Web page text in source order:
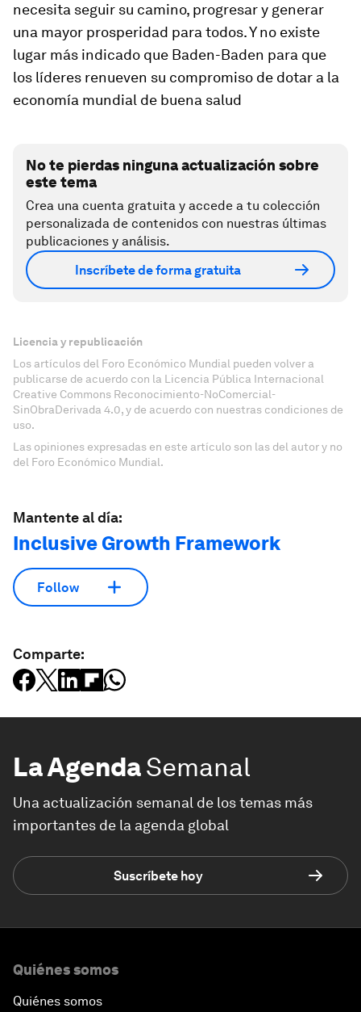
necesita seguir su camino, progresar y generar
una mayor prosperidad para todos. Y no existe
lugar más indicado que Baden-Baden para que
los líderes renueven su compromiso de dotar a la
economía mundial de buena salud
No te pierdas ninguna actualización sobre
este tema
Crea una cuenta gratuita y accede a tu colección
personalizada de contenidos con nuestras últimas
publicaciones y análisis.
Inscríbete de forma gratuita
Licencia y republicación
Los artículos del Foro Económico Mundial pueden volver a
publicarse de acuerdo con la Licencia Pública Internacional
Creative Commons Reconocimiento-NoComercial-
SinObraDerivada 4.0, y de acuerdo con nuestras condiciones de
uso.
Las opiniones expresadas en este artículo son las del autor y no
del Foro Económico Mundial.
Mantente al día:
Inclusive Growth Framework
Follow
Comparte:
La AgendaSemanal
Una actualización semanal de los temas más
importantes de la agenda global
Suscríbete hoy
Quiénes somos
Quiénes somos